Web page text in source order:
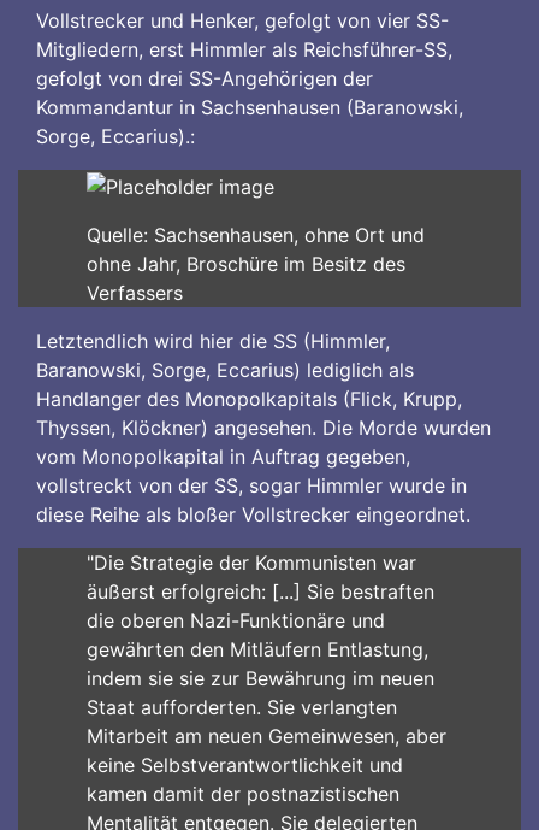
Vollstrecker und Henker, gefolgt von vier SS-
Mitgliedern, erst Himmler als Reichsführer-SS,
gefolgt von drei SS-Angehörigen der
Kommandantur in Sachsenhausen (Baranowski,
Sorge, Eccarius).:
Quelle: Sachsenhausen, ohne Ort und
ohne Jahr, Broschüre im Besitz des
Verfassers
Letztendlich wird hier die SS (Himmler,
Baranowski, Sorge, Eccarius) lediglich als
Handlanger des Monopolkapitals (Flick, Krupp,
Thyssen, Klöckner) angesehen. Die Morde wurden
vom Monopolkapital in Auftrag gegeben,
vollstreckt von der SS, sogar Himmler wurde in
diese Reihe als bloßer Vollstrecker eingeordnet.
"Die Strategie der Kommunisten war
äußerst erfolgreich: [...] Sie bestraften
die oberen Nazi-Funktionäre und
gewährten den Mitläufern Entlastung,
indem sie sie zur Bewährung im neuen
Staat aufforderten. Sie verlangten
Mitarbeit am neuen Gemeinwesen, aber
keine Selbstverantwortlichkeit und
kamen damit der postnazistischen
Mentalität entgegen. Sie delegierten